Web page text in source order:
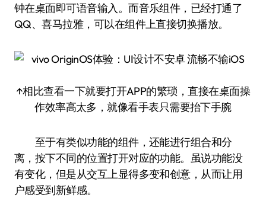
钟在桌面即可语音输入。而音乐组件，已经打通了
QQ、喜马拉雅，可以在组件上直接切换播放。
↑相比查看一下就要打开APP的繁琐，直接在桌面操
作效率高太多，就像看手表只需要抬下手腕
至于有类似功能的组件，还能进行组合和分
离，按下不同的位置打开对应的功能。虽说功能没
有变化，但是从交互上显得多变和创意，从而让用
户感受到新鲜感。